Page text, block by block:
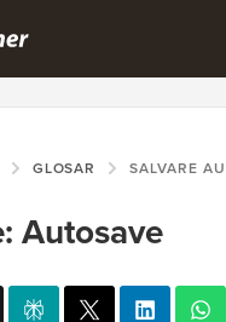
GLOSAR SALVARE
Autosave